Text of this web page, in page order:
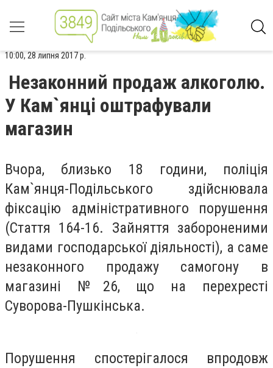
10:00, 28 липня 2017 р.
Незаконний продаж алкоголю.
У Кам`янці оштрафували
магазин
Вчора, близько 18 години, поліція
Кам`янця-Подільського здійснювала
фіксацію адміністративного порушення
(Стаття 164-16. Зайняття забороненими
видами господарської діяльності), а саме
незаконного продажу самогону в
магазині №26, що на перехресті
Суворова-Пушкінська.
Порушення спостерігалося впродовж